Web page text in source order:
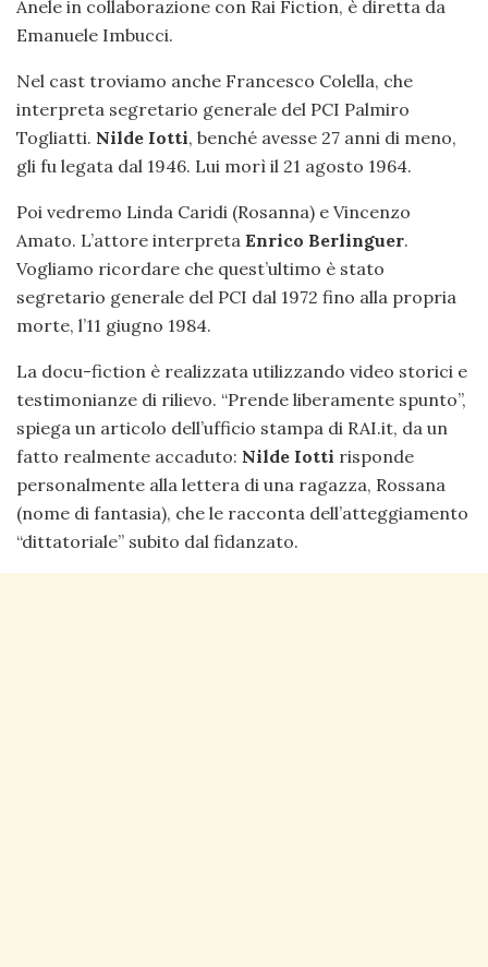
Anele in collaborazione con Rai Fiction, è diretta da
Emanuele Imbucci.
Nel cast troviamo anche Francesco Colella, che
interpreta segretario generale del PCI Palmiro
Togliatti. Nilde Iotti, benché avesse 27 anni di meno,
gli fu legata dal 1946. Lui morì il 21 agosto 1964.
Poi vedremo Linda Caridi (Rosanna) e Vincenzo
Amato. L’attore interpreta Enrico Berlinguer.
Vogliamo ricordare che quest’ultimo è stato
segretario generale del PCI dal 1972 fino alla propria
morte, l’11 giugno 1984.
La docu-fiction è realizzata utilizzando video storici e
testimonianze di rilievo. “Prende liberamente spunto”,
spiega un articolo dell’ufficio stampa di RAI.it, da un
fatto realmente accaduto: Nilde Iotti risponde
personalmente alla lettera di una ragazza, Rossana
(nome di fantasia), che le racconta dell’atteggiamento
“dittatoriale” subito dal fidanzato.